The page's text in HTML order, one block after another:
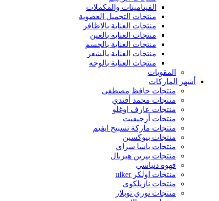
الفيتامينات والمكملات
منتجات التجميل العضوية
منتجات العناية بالاظافر
منتجات العناية بالعين
منتجات العناية بالجسم
منتجات العناية بالشعر
منتجات العناية بالوجه
المقويات
أشهر الماركات
منتجات حافظ مصطفى
منتجات محمد أفندي
منتجات عارف اوغلو
منتجات أرجيفيت
منتجات ماركة تسبيح ايفيم
منتجات بيوكسين
منتجات باشا سراي
منتجات بيرين هيربال
قهوة دنياسي
منتجات اولكر ulker
منتجات نازيلكوي
منتجات نوري توبلار